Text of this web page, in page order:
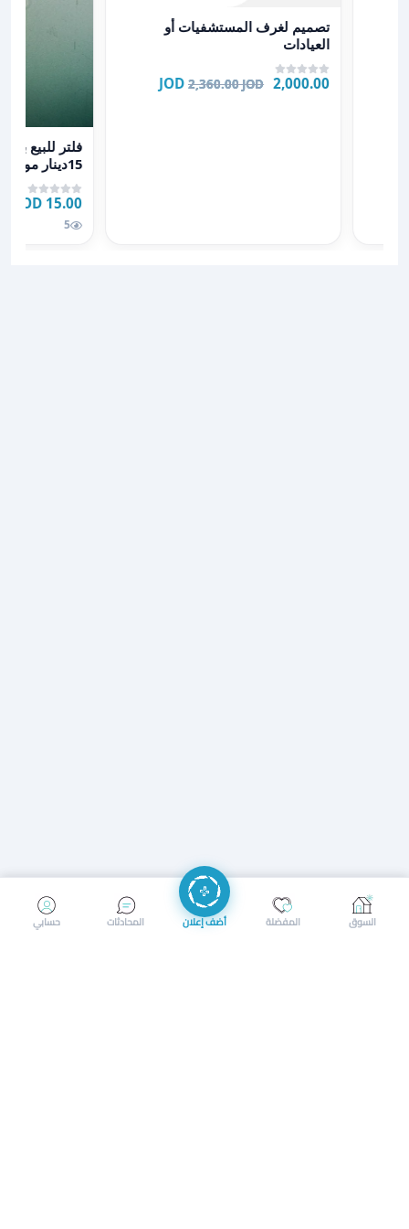
عرض تفاصيل تصميم لغرف المستشفيات أو العيادات
تصميم لغرف المستشفيات أو
العيادات
2,000.00 JOD
2,360.00 JOD
عرض تفاصيل فلتر
فلتر للبيع
15دينار
ا١٠
15.00 JOD
5
إرسال رسالة إجراء مكالمة
حسابي المحادثات أضف إعلان المفضلة السوق